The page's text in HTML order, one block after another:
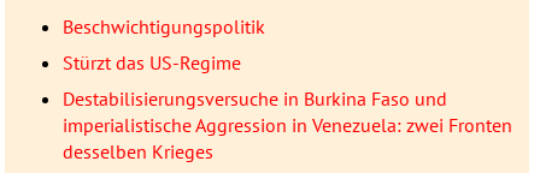
Beschwichtigungspolitik
Stürzt das US-Regime
Destabilisierungsversuche in Burkina Faso und
imperialistische Aggression in Venezuela: zwei Fronten
desselben Krieges